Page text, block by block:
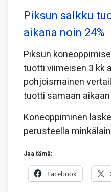
Piksun salkku
aikana noin 24%
Piksun
tuotti viimeisen 3 kk
pohjoismainen
tuotti samaan aikaan
Koneoppiminen
perusteella
Jaa tämä:
Facebook